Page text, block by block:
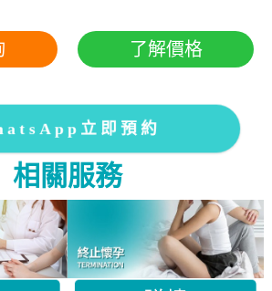
了解價格
立即預約
相關服務